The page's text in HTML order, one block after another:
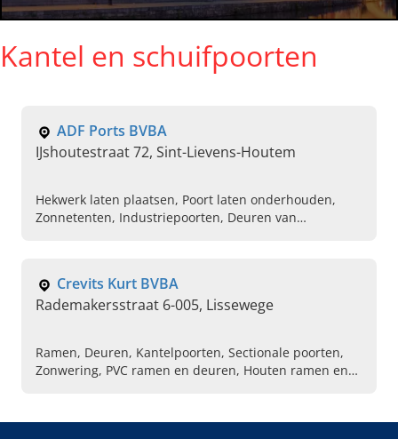
Kantel en schuifpoorten
ADF Ports BVBA
IJshoutestraat 72, Sint-Lievens-Houtem
Hekwerk laten plaatsen, Poort laten onderhouden,
Zonnetenten, Industriepoorten, Deuren van
Crevits Kurt BVBA
Rademakersstraat 6-005, Lissewege
Ramen, Deuren, Kantelpoorten, Sectionale poorten,
Zonwering, PVC ramen en deuren, Houten ramen en